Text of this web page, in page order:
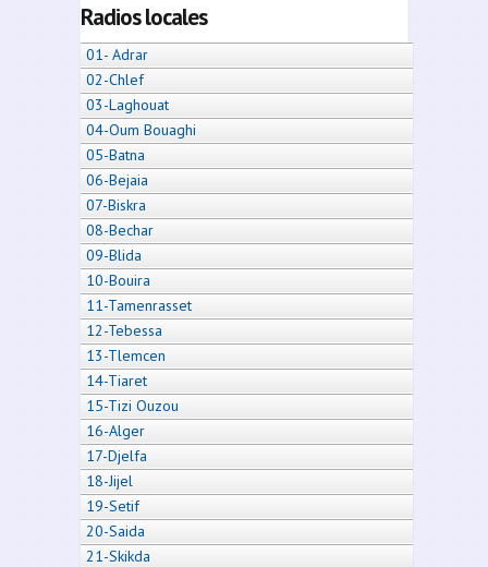
Radios locales
01- Adrar
02-Chlef
03-Laghouat
04-Oum Bouaghi
05-Batna
06-Bejaia
07-Biskra
08-Bechar
09-Blida
10-Bouira
11-Tamenrasset
12-Tebessa
13-Tlemcen
14-Tiaret
15-Tizi Ouzou
16-Alger
17-Djelfa
18-Jijel
19-Setif
20-Saida
21-Skikda